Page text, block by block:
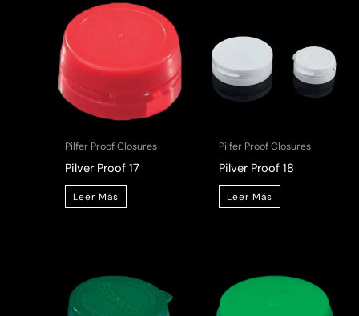
Pilfer Proof Closures
Pilver Proof 17
Leer Más
Pilfer Proof Closures
Pilver Proof 18
Leer Más